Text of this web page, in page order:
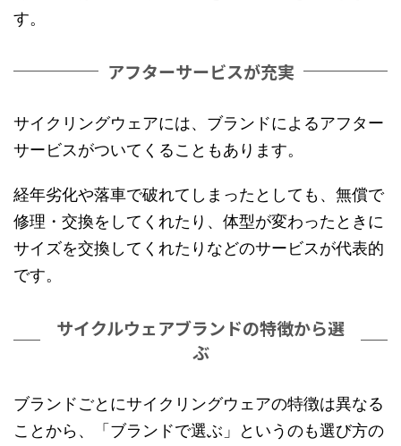
す。
アフターサービスが充実
サイクリングウェアには、ブランドによるアフター
サービスがついてくることもあります。
経年劣化や落車で破れてしまったとしても、無償で
修理・交換をしてくれたり、体型が変わったときに
サイズを交換してくれたりなどのサービスが代表的
です。
サイクルウェアブランドの特徴から選
ぶ
ブランドごとにサイクリングウェアの特徴は異なる
ことから、「ブランドで選ぶ」というのも選び方の